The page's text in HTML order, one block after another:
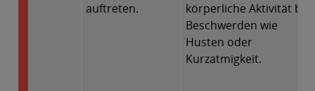
auftreten.
körperliche Aktivität bei
Beschwerden wie
Husten oder
Kurzatmigkeit.